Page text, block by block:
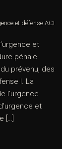
et défense ACI
et
pénale
prévenu, des
I. La
l’urgence
et
[…]